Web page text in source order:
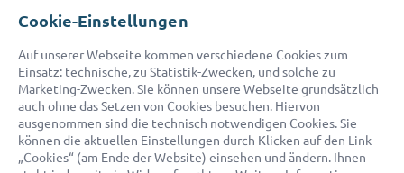
E-Mail:
service@advocado.com
© 2026 advocado - einfach online den passenden Rechtsanwalt finden
Cookie-Einstellungen
Auf unserer Webseite kommen verschiedene Cookies zum
Einsatz: technische, zu Statistik-Zwecken, und solche zu
Marketing-Zwecken. Sie können unsere Webseite grundsätzlich
auch ohne das Setzen von Cookies besuchen. Hiervon
ausgenommen sind die technisch notwendigen Cookies. Sie
können die aktuellen Einstellungen durch Klicken auf den Link
„Cookies“ (am Ende der Website) einsehen und ändern. Ihnen